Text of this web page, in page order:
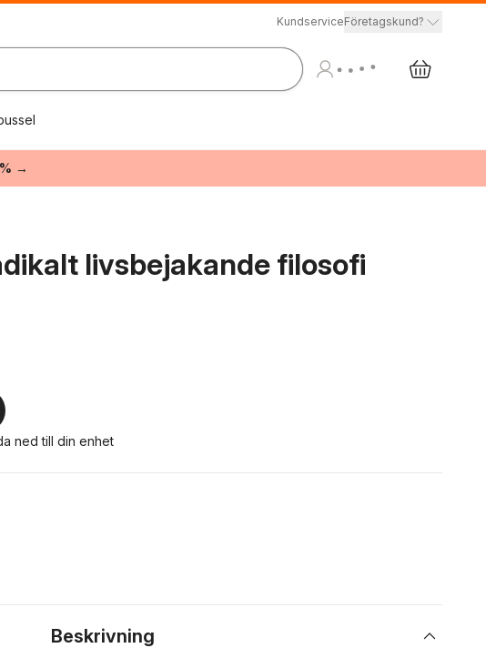
KundserviceFöretagskund?
→
livsbejakande filosofi
ned till din enhet
Beskrivning